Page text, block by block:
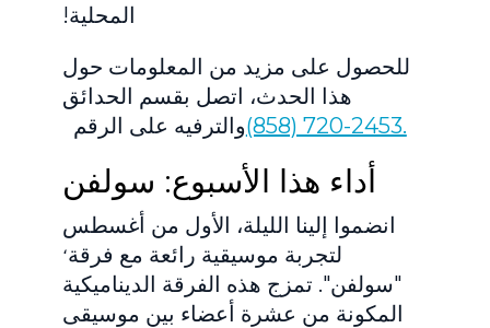
المحلية!
للحصول على مزيد من المعلومات حول
هذا الحدث، اتصل بقسم الحدائق
والترفيه على الرقم(858) 720-2453.
أداء هذا الأسبوع: سولفن
انضموا إلينا الليلة، الأول من أغسطس
،لتجربة موسيقية رائعة مع فرقة
"سولفن". تمزج هذه الفرقة الديناميكية
المكونة من عشرة أعضاء بين موسيقى